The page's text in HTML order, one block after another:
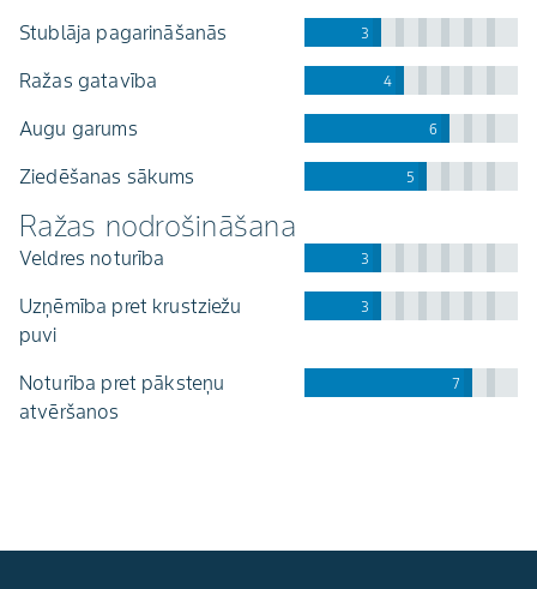
stublāja pagarināšanās 3
ražas gatavība 4
augu garums 6
ziedēšanas sākums 5
Ražas nodrošināšana
veldres noturība 3
uzņēmība pret krustziežu
puvi
3
noturība pret pāksteņu
atvēršanos
7